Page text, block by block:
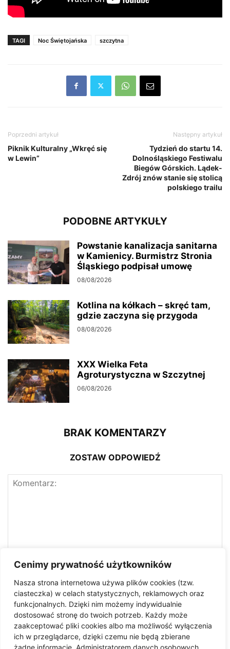
Cenimy prywatność użytkowników
Nasza strona internetowa używa plików cookies (tzw.
ciasteczka) w celach statystycznych, reklamowych oraz
funkcjonalnych. Dzięki nim możemy indywidualnie
dostosować stronę do twoich potrzeb. Każdy może
zaakceptować pliki cookies albo ma możliwość wyłączenia
ich w przeglądarce, dzięki czemu nie będą zbierane
żadne informacje. Administratorem danych osobowych
TAGI Noc Świętojańska szczytna
Poprzedni artykuł
Piknik Kulturalny „Wkręć się
w Lewin”
Następny artykuł
Tydzień do startu 14.
Dolnośląskiego Festiwalu
Biegów Górskich. Lądek-
Zdrój znów stanie się stolicą
polskiego trailu
PODOBNE ARTYKUŁY
Powstanie kanalizacja sanitarna
w Kamienicy. Burmistrz Stronia
Śląskiego podpisał umowę
08/08/2026
Kotlina na kółkach – skręć tam,
gdzie zaczyna się przygoda
08/08/2026
XXX Wielka Feta
Agroturystyczna w Szczytnej
06/08/2026
BRAK KOMENTARZY
ZOSTAW ODPOWIEDŹ